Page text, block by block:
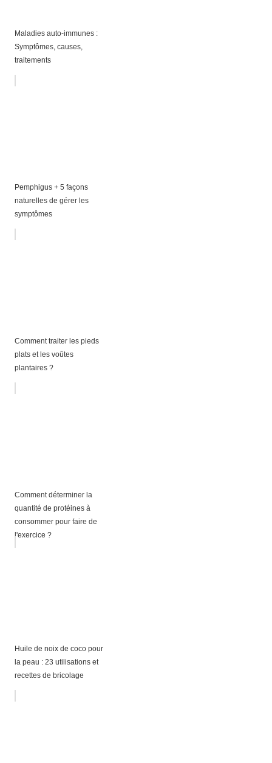
Maladies auto-immunes :
Symptômes, causes,
traitements
Pemphigus + 5 façons
naturelles de gérer les
symptômes
Comment traiter les pieds
plats et les voûtes
plantaires ?
Comment déterminer la
quantité de protéines à
consommer pour faire de
l'exercice ?
Huile de noix de coco pour
la peau : 23 utilisations et
recettes de bricolage